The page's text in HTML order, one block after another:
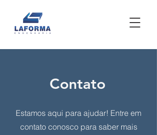
Contato
Estamos aqui para ajudar! Entre em
contato conosco para saber mais